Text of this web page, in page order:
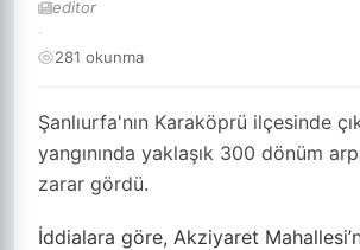
Şanlıurfa'nın Karaköprü ilçesinde
yangınında yaklaşık 300 dönüm
zarar gördü.
editor
·
281 okunma
İddialara göre, Akziyaret